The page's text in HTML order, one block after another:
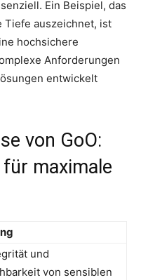
Ein Beispiel, das
Tiefe auszeichnet, ist
hochsichere
Anforderungen
entwickelt
von GoO:
für maximale
und
von sensiblen